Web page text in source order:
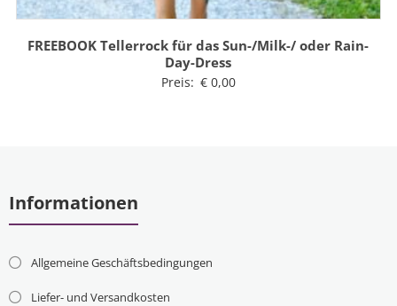
FREEBOOK Tellerrock für das Sun-/Milk-/ oder Rain-
Day-Dress
Preis: €0,00
Informationen
Allgemeine Geschäftsbedingungen
Liefer- und Versandkosten